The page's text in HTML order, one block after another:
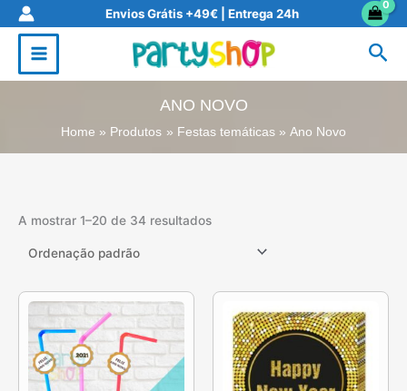
Skip
content
Envios Grátis +49€ | Entrega 24h
ANO NOVO
Home Produtos Festas temáticas Ano Novo
A mostrar 1–20 de 34 resultados